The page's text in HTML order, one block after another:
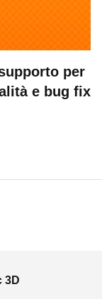
per
e bug fix
3D